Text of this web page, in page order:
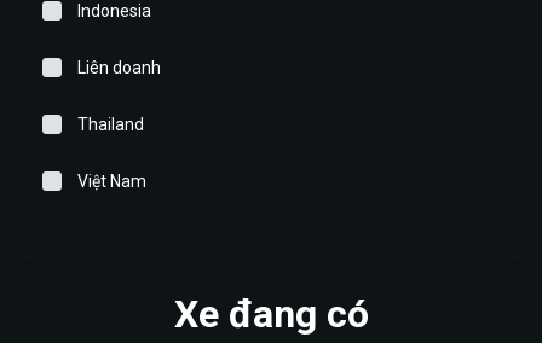
Indonesia
Liên doanh
Thailand
Việt Nam
Xe đang có